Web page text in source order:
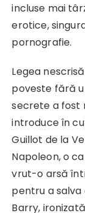
incluse mai
erotice,
pornografie.
Legea
poveste fără
secrete a
introduce în
Guillot de la
Napoleon, o
vrut-o arsă
pentru a salva
Barry,